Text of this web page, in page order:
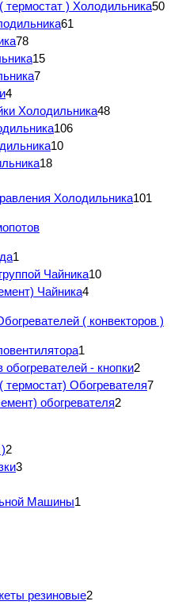
термостат ) Холодильника50
61
78
15
7
4
Холодильника48
106
10
18
Холодильника101
1
Чайника10
Чайника4
( конвекторов )
1
- кнопки2
термостат) Обогревателя7
обогревателя2
2
3
Машины1
резиновые2